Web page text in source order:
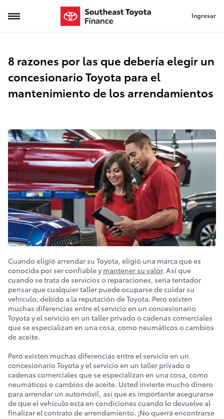
concesionario-beneficios-arrendamiento
Ingresar
8 razones por las que debería elegir un
concesionario Toyota para el
mantenimiento de los arrendamientos
Cuando eligió arrendar su Toyota, eligió una marca que es
conocida por ser confiable y mantener su valor. Así que
cuando se trata de servicios o reparaciones, sería tentador
pensar que cualquier taller puede ocuparse de cuidar su
vehículo, debido a la reputación de Toyota. Pero existen
muchas diferencias entre el servicio en un concesionario
Toyota y el servicio en un taller privado o cadenas comerciales
que se especializan en una cosa, como neumáticos o cambios
de aceite.
Pero existen muchas diferencias entre el servicio en un
concesionario Toyota y el servicio en un taller privado o
cadenas comerciales que se especializan en una cosa, como
neumáticos o cambios de aceite. Usted invierte mucho dinero
para arrendar un automóvil, así que es importante asegurarse
de que el vehículo está en condiciones cuando lo devuelve al
finalizar el contrato de arrendamiento. ¡No querrá encontrarse